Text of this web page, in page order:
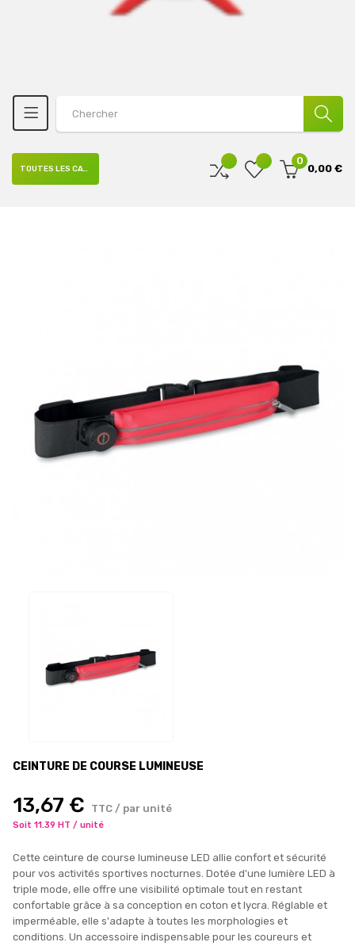
0
0,00 €
TOUTES LES CATÉGORIES
CEINTURE DE COURSE LUMINEUSE
13,67 € TTC / par unité
Soit 11.39 HT / unité
Cette ceinture de course lumineuse LED allie confort et sécurité
pour vos activités sportives nocturnes. Dotée d'une lumière LED à
triple mode, elle offre une visibilité optimale tout en restant
confortable grâce à sa conception en coton et lycra. Réglable et
imperméable, elle s'adapte à toutes les morphologies et
conditions. Un accessoire indispensable pour les coureurs et